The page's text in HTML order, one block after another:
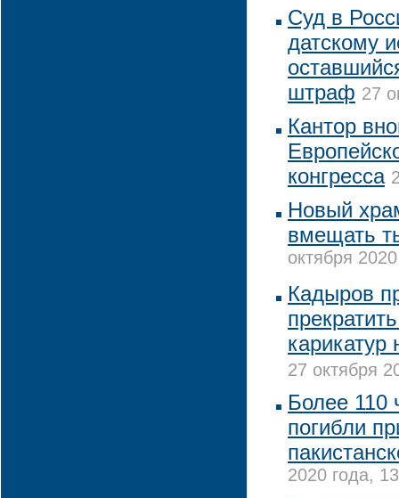
Суд в
датскому
штраф 27
Кантор
конгресса
Новый
вмещать
октября
Кадыров
27 октября
Более 110
погибли
2020 года,